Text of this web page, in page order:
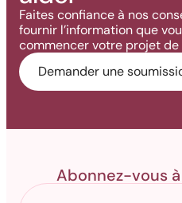
Faites confiance à nos
fournir l’information que
commencer votre projet
Demander une
Abonnez-vous